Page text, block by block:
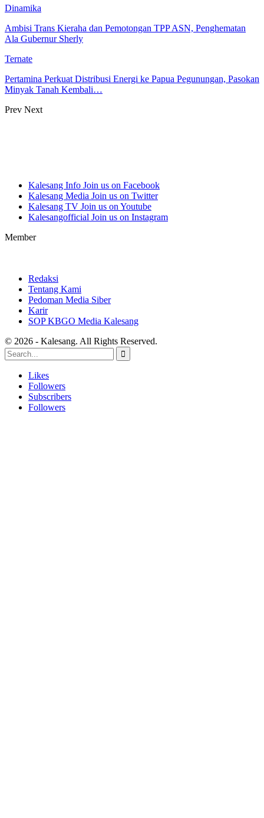
Dinamika
Ambisi Trans Kieraha dan Pemotongan TPP ASN, Penghematan
Ala Gubernur Sherly
Ternate
Pertamina Perkuat Distribusi Energi ke Papua Pegunungan, Pasokan
Minyak Tanah Kembali…
Prev Next
Kalesang Info Join us on Facebook
Kalesang Media Join us on Twitter
Kalesang TV Join us on Youtube
Kalesangofficial Join us on Instagram
Member
Redaksi
Tentang Kami
Pedoman Media Siber
Karir
SOP KBGO Media Kalesang
© 2026 - Kalesang. All Rights Reserved.
Likes
Followers
Subscribers
Followers